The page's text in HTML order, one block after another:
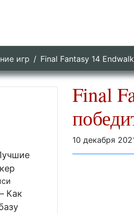
игр Final Fantasy 14
Final
10 декабря
Как